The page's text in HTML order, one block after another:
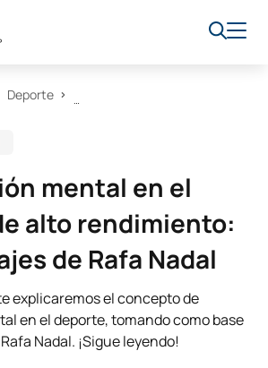
Deporte
mental en el
alto rendimiento:
de Rafa Nadal
explicaremos el concepto de
en el deporte, tomando como base
Nadal. ¡Sigue leyendo!